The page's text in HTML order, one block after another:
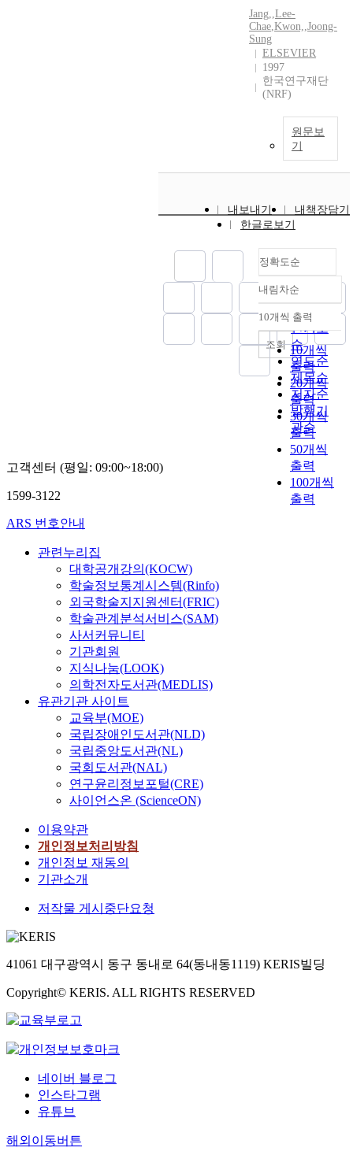
Jang,,Lee-
Chae,Kwon,,Joong-
Sung
ELSEVIER
1997
한국연구재단
(NRF)
원문보
기
내보내기
내책장담기
한글로보기
정확도순
정확도
순
인기도
순
연도순
제목순
저자순
발행기
관순
내림차순
내림차순
10개씩 출력
10개씩
출력
20개씩
출력
30개씩
출력
50개씩
출력
100개씩
출력
조회
고객센터 (평일: 09:00~18:00)
1599-3122
ARS 번호안내
관련누리집
대학공개강의(KOCW)
학술정보통계시스템(Rinfo)
외국학술지지원센터(FRIC)
학술관계분석서비스(SAM)
사서커뮤니티
기관회원
지식나눔(LOOK)
의학전자도서관(MEDLIS)
유관기관 사이트
교육부(MOE)
국립장애인도서관(NLD)
국립중앙도서관(NL)
국회도서관(NAL)
연구윤리정보포털(CRE)
사이언스온 (ScienceON)
이용약관
개인정보처리방침
개인정보 재동의
기관소개
저작물 게시중단요청
41061 대구광역시 동구 동내로 64(동내동1119) KERIS빌딩
Copyright© KERIS. ALL RIGHTS RESERVED
네이버 블로그
인스타그램
유튜브
해외이동버튼